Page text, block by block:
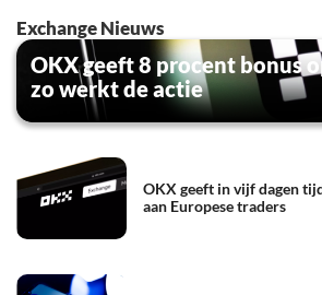
Exchange Nieuws
OKX geeft 8 procent bonus
zo werkt de actie
OKX geeft in vijf dagen
aan Europese traders